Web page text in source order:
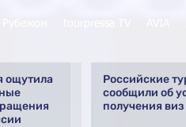
ощутила
Российские
сообщили об
получения